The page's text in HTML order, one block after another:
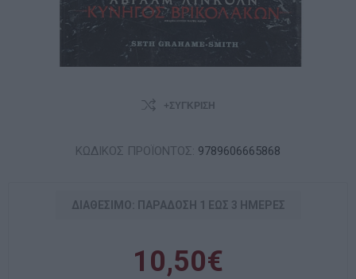
+ΣΎΓΚΡΙΣΗ
ΚΩΔΙΚΟΣ ΠΡΟΪΟΝΤΟΣ: 9789606665868
ΔΙΑΘΈΣΙΜΟ: ΠΑΡΆΔOΣΗ 1 ΈΩΣ 3 ΗΜΈΡΕΣ
10,50€